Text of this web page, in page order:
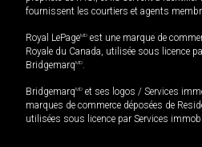
fournissent les courtiers et agents
Royal LePageMD est une marque de
Royale du Canada, utilisée sous licence
BridgemarqMD.
BridgemarqMD et ses logos / Services
marques de commerce déposées de
utilisées sous licence par Services